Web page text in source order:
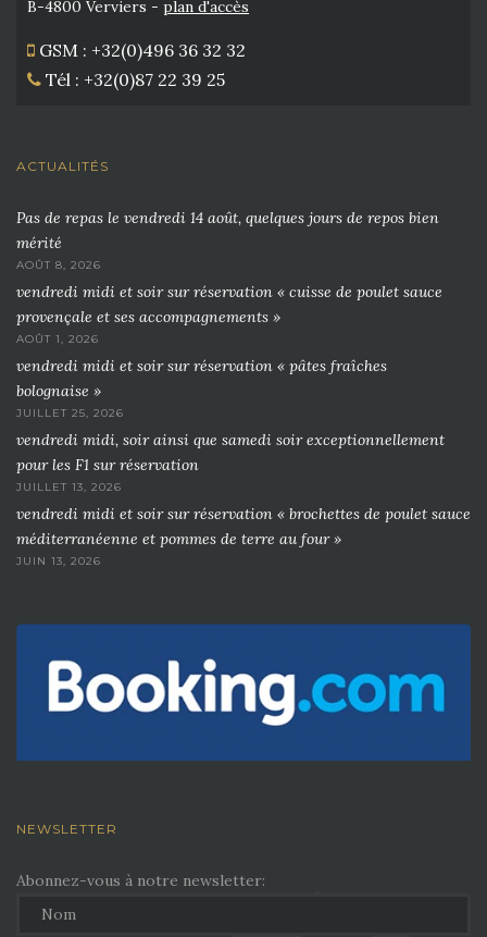
B-4800 Verviers - plan d'accès
GSM : +32(0)496 36 32 32
Tél : +32(0)87 22 39 25
ACTUALITÉS
Pas de repas le vendredi 14 août, quelques jours de repos bien
mérité
AOÛT 8, 2026
vendredi midi et soir sur réservation « cuisse de poulet sauce
provençale et ses accompagnements »
AOÛT 1, 2026
vendredi midi et soir sur réservation « pâtes fraîches
bolognaise »
JUILLET 25, 2026
vendredi midi, soir ainsi que samedi soir exceptionnellement
pour les F1 sur réservation
JUILLET 13, 2026
vendredi midi et soir sur réservation « brochettes de poulet sauce
méditerranéenne et pommes de terre au four »
JUIN 13, 2026
NEWSLETTER
Abonnez-vous à notre newsletter: